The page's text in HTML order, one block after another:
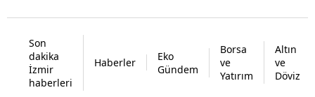
Son
dakika
İzmir
haberleri
Haberler
Eko
Gündem
Borsa
ve
Yatırım
Altın
ve
Döviz